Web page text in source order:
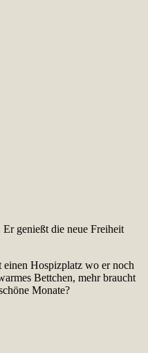
genießt die neue Freiheit
einen Hospizplatz wo er noch
Bettchen, mehr braucht
Monate?